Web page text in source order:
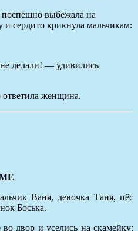
выбежала на
сердито крикнула мальчикам:
делали! — удивились
женщина.
Ваня, девочка Таня, пёс
Боська.
двор и уселись на скамейку: